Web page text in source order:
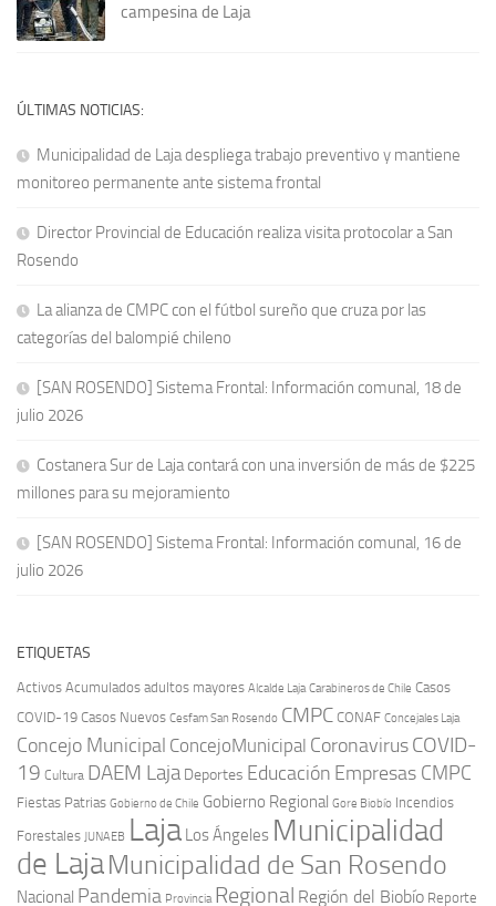
campesina de Laja
ÚLTIMAS NOTICIAS:
Municipalidad de Laja despliega trabajo preventivo y mantiene
monitoreo permanente ante sistema frontal
Director Provincial de Educación realiza visita protocolar a San
Rosendo
La alianza de CMPC con el fútbol sureño que cruza por las
categorías del balompié chileno
[SAN ROSENDO] Sistema Frontal: Información comunal, 18 de
julio 2026
Costanera Sur de Laja contará con una inversión de más de $225
millones para su mejoramiento
[SAN ROSENDO] Sistema Frontal: Información comunal, 16 de
julio 2026
ETIQUETAS
Activos Acumulados adultos mayores Alcalde Laja Carabineros de Chile Casos
COVID-19 Casos Nuevos Cesfam San Rosendo CMPC CONAF Concejales Laja
Concejo Municipal ConcejoMunicipal CoronavirusCOVID-
19 Cultura DAEM Laja Deportes Educación Empresas CMPC
Fiestas Patrias Gobierno de Chile Gobierno Regional Gore Biobío Incendios
Forestales JUNAEB Laja Los Ángeles Municipalidad
de LajaMunicipalidad de San Rosendo
Nacional Pandemia Provincia Regional Región del Biobío Reporte